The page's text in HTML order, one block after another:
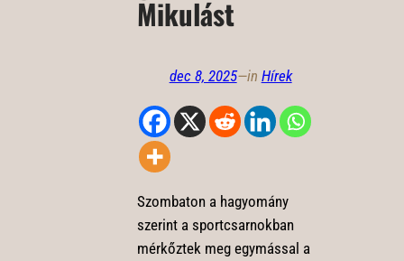
Mikulást
dec 8, 2025—in Hírek
Szombaton a hagyomány
szerint a sportcsarnokban
mérkőztek meg egymással a